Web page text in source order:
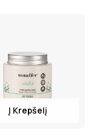
Į Krepšelį